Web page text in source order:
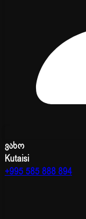
ვახო
Kutaisi
+995 585 888 894